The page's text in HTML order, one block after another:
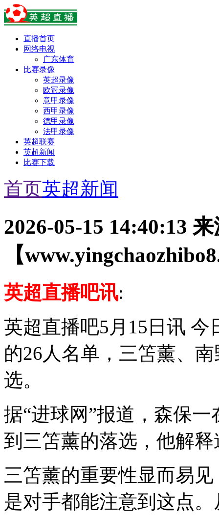
直播首页
网络电视
广东体育
比赛录像
英超录像
欧冠录像
意甲录像
西甲录像
德甲录像
法甲录像
英超联赛
英超新闻
比赛下载
首页英超新闻
2026-05-15 14:40:13 来
【
英超直播吧讯:
英超直播吧5月15日讯 今
的26人名单，三笘薰、
选。
据“进球网”报道，森保
到三笘薰的落选，他解释
三笘薰的重要性显而易
是对手都能注意到这点